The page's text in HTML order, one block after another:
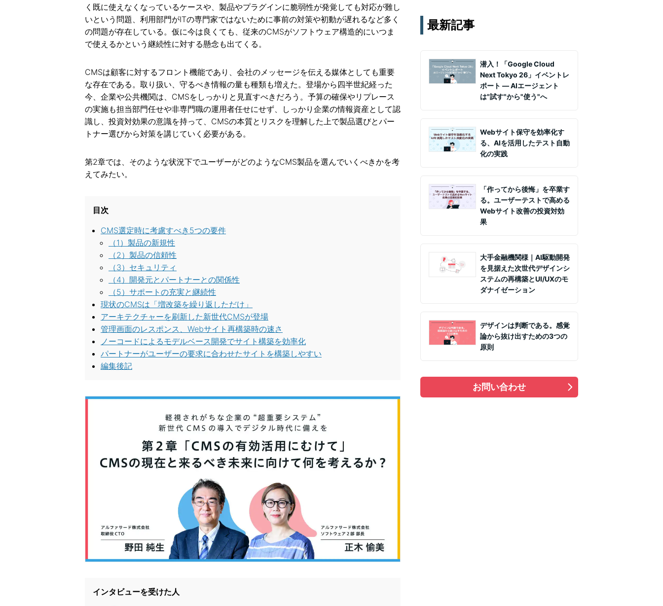
く既に使えなくなっているケースや、製品やプラグインに脆弱性が発覚しても対応が難し
いという問題、利用部門がITの専門家ではないために事前の対策や初動が遅れるなど多く
の問題が存在している。仮に今は良くても、従来のCMSがソフトウェア構造的にいつま
で使えるかという継続性に対する懸念も出てくる。
CMSは顧客に対するフロント機能であり、会社のメッセージを伝える媒体としても重要
な存在である。取り扱い、守るべき情報の量も種類も増えた。登場から四半世紀経った
今、企業や公共機関は、CMSをしっかりと見直すべきだろう。予算の確保やリプレース
の実施も担当部門任せや非専門職の運用者任せにせず、しっかり企業の情報資産として認
識し、投資対効果の意識を持って、CMSの本質とリスクを理解した上で製品選びとパー
トナー選びから対策を講じていく必要がある。
第2章では、そのような状況下でユーザーがどのようなCMS製品を選んでいくべきかを考
えてみたい。
目次
CMS選定時に考慮すべき5つの要件
（1）製品の新規性
（2）製品の信頼性
（3）セキュリティ
（4）開発元とパートナーとの関係性
（5）サポートの充実と継続性
現状のCMSは「増改築を繰り返しただけ」
アーキテクチャーを刷新した新世代CMSが登場
管理画面のレスポンス、Webサイト再構築時の速さ
ノーコードによるモデルベース開発でサイト構築を効率化
パートナーがユーザーの要求に合わせたサイトを構築しやすい
編集後記
インタビューを受けた人
通じて課題解決を支援します。
最新記事
潜入！「Google Cloud
Next Tokyo 26」イベントレ
ポート ― AIエージェント
は"試す"から"使う"へ
Webサイト保守を効率化す
る、AIを活用したテスト自動
化の実践
「作ってから後悔」を卒業す
る。ユーザーテストで高める
Webサイト改善の投資対効
果
大手金融機関様｜AI駆動開発
を見据えた次世代デザインシ
ステムの再構築とUI/UXのモ
ダナイゼーション
デザインは判断である。感覚
論から抜け出すための3つの
原則
お問い合わせ